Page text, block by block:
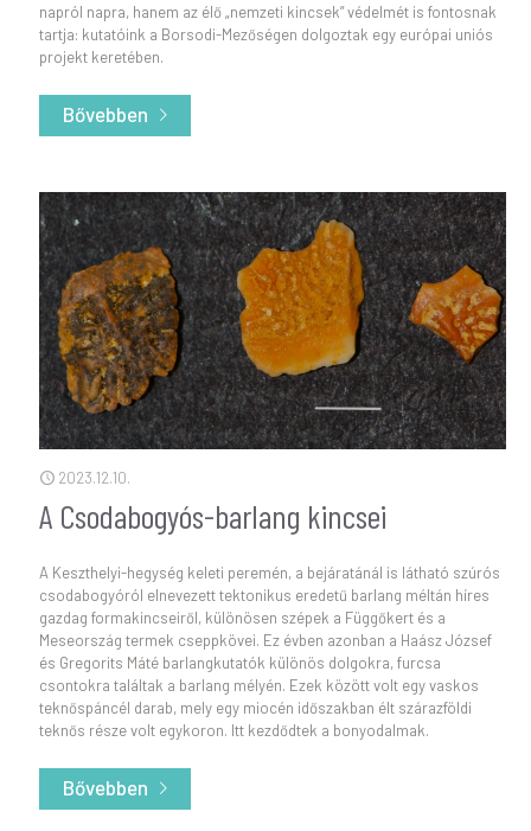
napról napra, hanem az élő „nemzeti kincsek” védelmét is fontosnak
tartja: kutatóink a Borsodi-Mezőségen dolgoztak egy európai uniós
projekt keretében.
Bővebben
- Kandikamerák a fűben: hogyan védhetők meg
2023.12.10.
A Csodabogyós-barlang kincsei
A Keszthelyi-hegység keleti peremén, a bejáratánál is látható szúrós
csodabogyóról elnevezett tektonikus eredetű barlang méltán híres
gazdag formakincseiről, különösen szépek a Függőkert és a
Meseország termek cseppkövei. Ez évben azonban a Haász József
és Gregorits Máté barlangkutatók különös dolgokra, furcsa
csontokra találtak a barlang mélyén. Ezek között volt egy vaskos
teknőspáncél darab, mely egy miocén időszakban élt szárazföldi
teknős része volt egykoron. Itt kezdődtek a bonyodalmak.
Bővebben
- A Csodabogyós-barlang kincsei